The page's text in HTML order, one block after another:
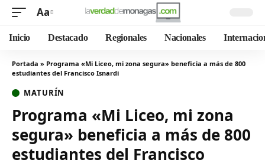
Aa
Inicio Destacado Regionales Nacionales
Portada » Programa «Mi Liceo, mi zona segura» beneficia a más de 800
estudiantes del Francisco Isnardi
MATURÍN
Programa «Mi Liceo, mi zona
segura» beneficia a más de 800
estudiantes del Francisco